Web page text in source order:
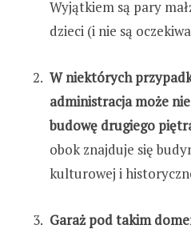
Wyjątkiem są pary
dzieci (i nie są
W niektórych
administracja może
budowę drugiego
obok znajduje się
kulturowej i
Garaż pod takim